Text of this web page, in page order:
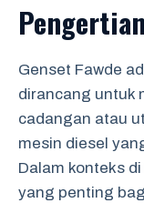
Genset Fawde
dirancang untuk
cadangan atau
mesin diesel
Dalam konteks
yang penting